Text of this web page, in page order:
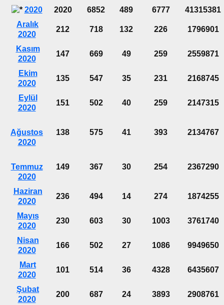
2020 2020 6852 489 6777
41315381
Aralık
2020
212 718 132 226 1796901
Kasım
2020
147 669 49 259 2559871
Ekim
2020
135 547 35 231 2168745
Eylül
2020
151 502 40 259 2147315
Ağustos
2020
138 575 41 393 2134767
Temmuz
2020
149 367 30 254 2367290
Haziran
2020
236 494 14 274 1874255
Mayıs
2020
230 603 30 1003 3761740
Nisan
2020
166 502 27 1086 9949650
Mart
2020
101 514 36 4328 6435607
Şubat
2020
200 687 24 3893 2908761